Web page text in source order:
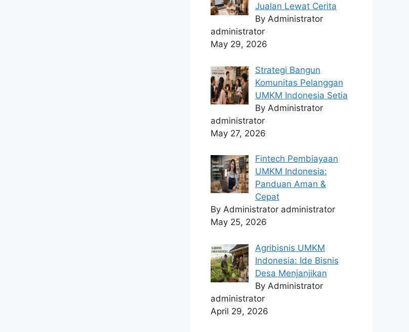
Jualan Lewat Cerita
By Administrator
administrator
May 29, 2026
Strategi Bangun
Komunitas Pelanggan
UMKM Indonesia Setia
By Administrator
administrator
May 27, 2026
Fintech Pembiayaan
UMKM Indonesia:
Panduan Aman &
Cepat
By Administrator administrator
May 25, 2026
Agribisnis UMKM
Indonesia: Ide Bisnis
Desa Menjanjikan
By Administrator
administrator
April 29, 2026